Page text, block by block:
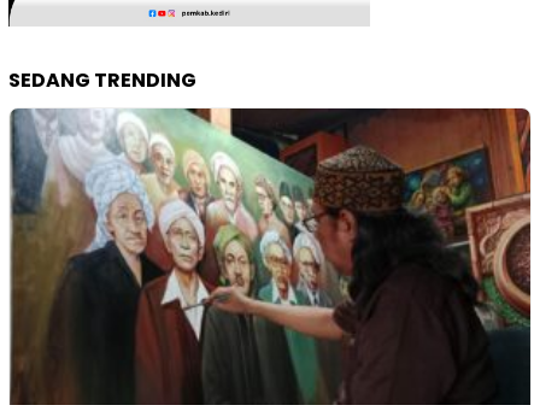
SEDANG TRENDING